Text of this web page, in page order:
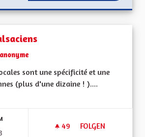
sont une spécificité et une
(plus d'une dizaine ! )....
49 49 FOLLOWER
FOLGEN
DES MÉDIAS